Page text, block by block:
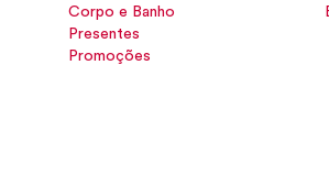
Corpo e Banho
Presentes
Promoções